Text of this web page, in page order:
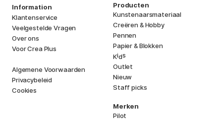
Information
Klantenservice
Veelgestelde Vragen
Over ons
Voor Crea Plus
Algemene Voorwaarden
Privacybeleid
Cookies
Producten
Kunstenaarsmateriaal
Creëren & Hobby
Pennen
Papier & Blokken
Kids
Outlet
Nieuw
Staff picks
Merken
Pilot